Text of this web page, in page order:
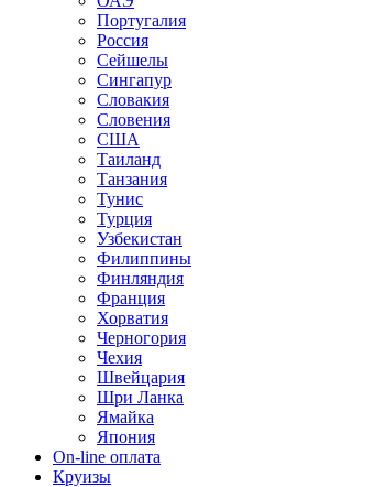
Португалия
Россия
Сейшелы
Сингапур
Словакия
Словения
США
Таиланд
Танзания
Тунис
Турция
Узбекистан
Филиппины
Финляндия
Франция
Хорватия
Черногория
Чехия
Швейцария
Шри Ланка
Ямайка
Япония
On-line оплата
Круизы